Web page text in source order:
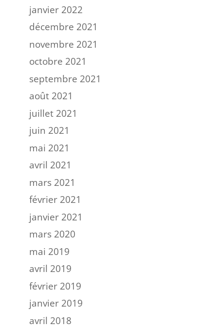
janvier 2022
décembre 2021
novembre 2021
octobre 2021
septembre 2021
août 2021
juillet 2021
juin 2021
mai 2021
avril 2021
mars 2021
février 2021
janvier 2021
mars 2020
mai 2019
avril 2019
février 2019
janvier 2019
avril 2018